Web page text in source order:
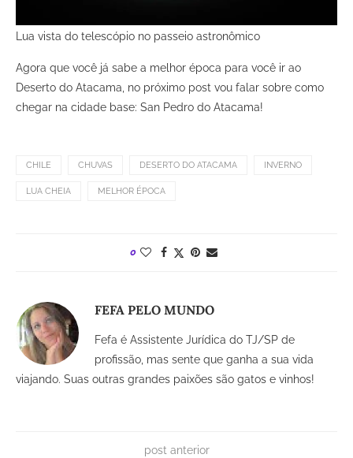
Lua vista do telescópio no passeio astronômico
Agora que você já sabe a melhor época para você ir ao
Deserto do Atacama, no próximo post vou falar sobre como
chegar na cidade base: San Pedro do Atacama!
CHILE CHUVAS DESERTO DO ATACAMA INVERNO
LUA CHEIA MELHOR ÉPOCA
0
FEFA PELO MUNDO
Fefa é Assistente Jurídica do TJ/SP de
profissão, mas sente que ganha a sua vida
viajando. Suas outras grandes paixões são gatos e vinhos!
post anterior